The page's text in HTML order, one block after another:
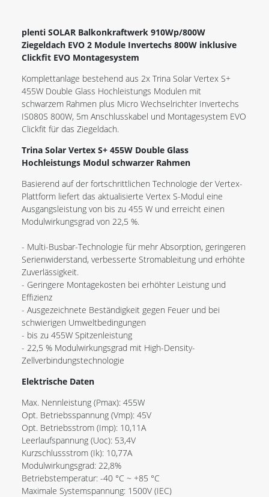
plenti SOLAR Balkonkraftwerk 910Wp/800W
Ziegeldach EVO 2 Module Invertechs 800W inklusive
Clickfit EVO Montagesystem
Komplettanlage bestehend aus 2x Trina Solar Vertex S+
455W Double Glass Hochleistungs Modulen mit
schwarzem Rahmen plus Micro Wechselrichter Invertechs
IS080S 800W, 5m Anschlusskabel und Montagesystem EVO
Clickfit für das Ziegeldach.
Trina Solar Vertex S+ 455W Double Glass
Hochleistungs Modul schwarzer Rahmen
Basierend auf der fortschrittlichen Technologie der Vertex-
Plattform liefert das aktualisierte Vertex S-Modul eine
Ausgangsleistung von bis zu 455 W und erreicht einen
Modulwirkungsgrad von 22,5 %.
- Multi-Busbar-Technologie für mehr Absorption, geringeren
Serienwiderstand, verbesserte Stromableitung und erhöhte
Zuverlässigkeit.
- Geringere Montagekosten bei erhöhter Leistung und
Effizienz
- Ausgezeichnete Beständigkeit gegen Feuer und bei
schwierigen Umweltbedingungen
- bis zu 455W Spitzenleistung
- 22,5 % Modulwirkungsgrad mit High-Density-
Zellverbindungstechnologie
Elektrische Daten
Max. Nennleistung (Pmax): 455W
Opt. Betriebsspannung (Vmp): 45V
Opt. Betriebsstrom (Imp): 10,11A
Leerlaufspannung (Uoc): 53,4V
Kurzschlussstrom (Ik): 10,77A
Modulwirkungsgrad: 22,8%
Betriebstemperatur: -40 °C ~ +85 °C
Maximale Systemspannung: 1500V (IEC)